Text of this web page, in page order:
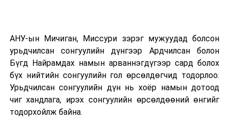
АНУ-ын Мичиган, Миссури зэрэг мужуудад болсон
урьдчилсан сонгуулийн дүнгээр Ардчилсан болон
Бүгд Найрамдах намын арваннэгдүгээр сард болох
бүх нийтийн сонгуулийн гол өрсөлдөгчид тодорлоо.
Урьдчилсан сонгуулийн дүн нь хоёр намын дотоод
чиг хандлага, ирэх сонгуулийн өрсөлдөөний өнгийг
тодорхойлж байна.